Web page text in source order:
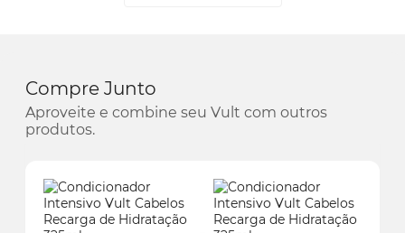
Compre Junto
Aproveite e combine seu Vult com outros
produtos.